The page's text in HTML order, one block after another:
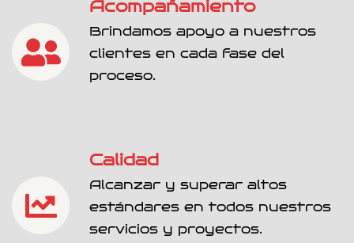
Acompañamiento
Brindamos apoyo a nuestros
clientes en cada fase del
proceso.
Calidad
Alcanzar y superar altos
estándares en todos nuestros
servicios y proyectos.